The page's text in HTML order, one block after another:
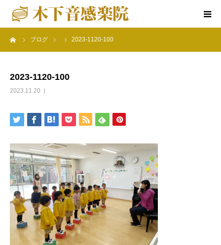
ブログ 2023-1120-100
2023-1120-100
2023.11.20
ホーム
特別コース
楽院の行事
アクセス